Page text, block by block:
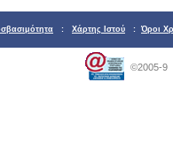
: Χάρτης Ιστού : Όροι
©2005-9